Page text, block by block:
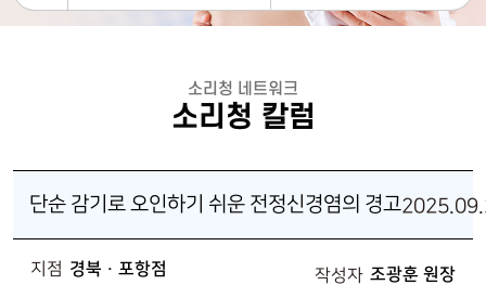
소리청 네트워크
소리청 칼럼
단순 감기로 오인하기 쉬운 전정신경염의 경고
지점 경북 · 포항점 작성자 조광훈 원장